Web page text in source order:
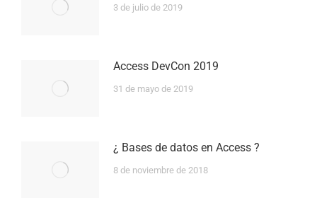
3 de julio de 2019
Access DevCon 2019
31 de mayo de 2019
¿ Bases de datos en Access ?
8 de noviembre de 2018